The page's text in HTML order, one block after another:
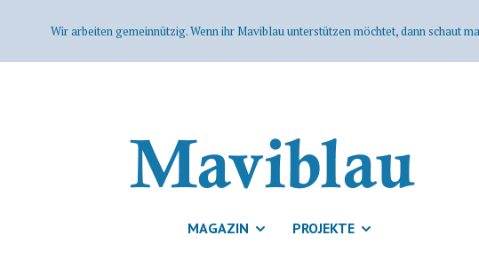
Wir arbeiten gemeinnützig. Wenn ihr Maviblau unterstützen möchtet, dann schaut
MAGAZIN PROJEKTE